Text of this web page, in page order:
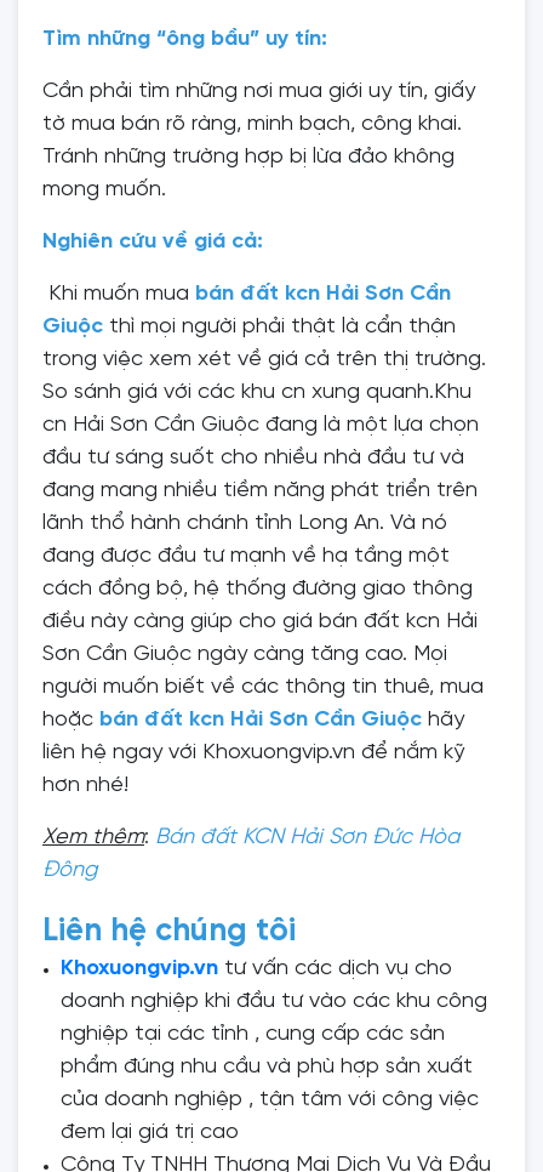
Tìm những “ông bầu” uy tín:
Cần phải tìm những nơi mua giới uy tín, giấy
tờ mua bán rõ ràng, minh bạch, công khai.
Tránh những trường hợp bị lừa đảo không
mong muốn.
Nghiên cứu về giá cả:
Khi muốn mua bán đất kcn Hải Sơn Cần
Giuộc thì mọi người phải thật là cẩn thận
trong việc xem xét về giá cả trên thị trường.
So sánh giá với các khu cn xung quanh.Khu
cn Hải Sơn Cần Giuộc đang là một lựa chọn
đầu tư sáng suốt cho nhiều nhà đầu tư và
đang mang nhiều tiềm năng phát triển trên
lãnh thổ hành chánh tỉnh Long An. Và nó
đang được đầu tư mạnh về hạ tầng một
cách đồng bộ, hệ thống đường giao thông
điều này càng giúp cho giá bán đất kcn Hải
Sơn Cần Giuộc ngày càng tăng cao. Mọi
người muốn biết về các thông tin thuê, mua
hoặc bán đất kcn Hải Sơn Cần Giuộc hãy
liên hệ ngay với Khoxuongvip.vn để nắm kỹ
hơn nhé!
Xem thêm: Bán đất KCN Hải Sơn Đức Hòa
Đông
Liên hệ chúng tôi
Khoxuongvip.vn tư vấn các dịch vụ cho
doanh nghiệp khi đầu tư vào các khu công
nghiệp tại các tỉnh , cung cấp các sản
phẩm đúng nhu cầu và phù hợp sản xuất
của doanh nghiệp , tận tâm với công việc
đem lại giá trị cao
Công Ty TNHH Thương Mại Dịch Vụ Và Đầu